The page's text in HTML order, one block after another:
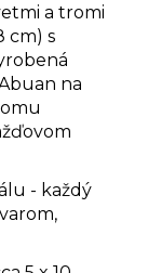
a tromi
cm) s
na
- každý